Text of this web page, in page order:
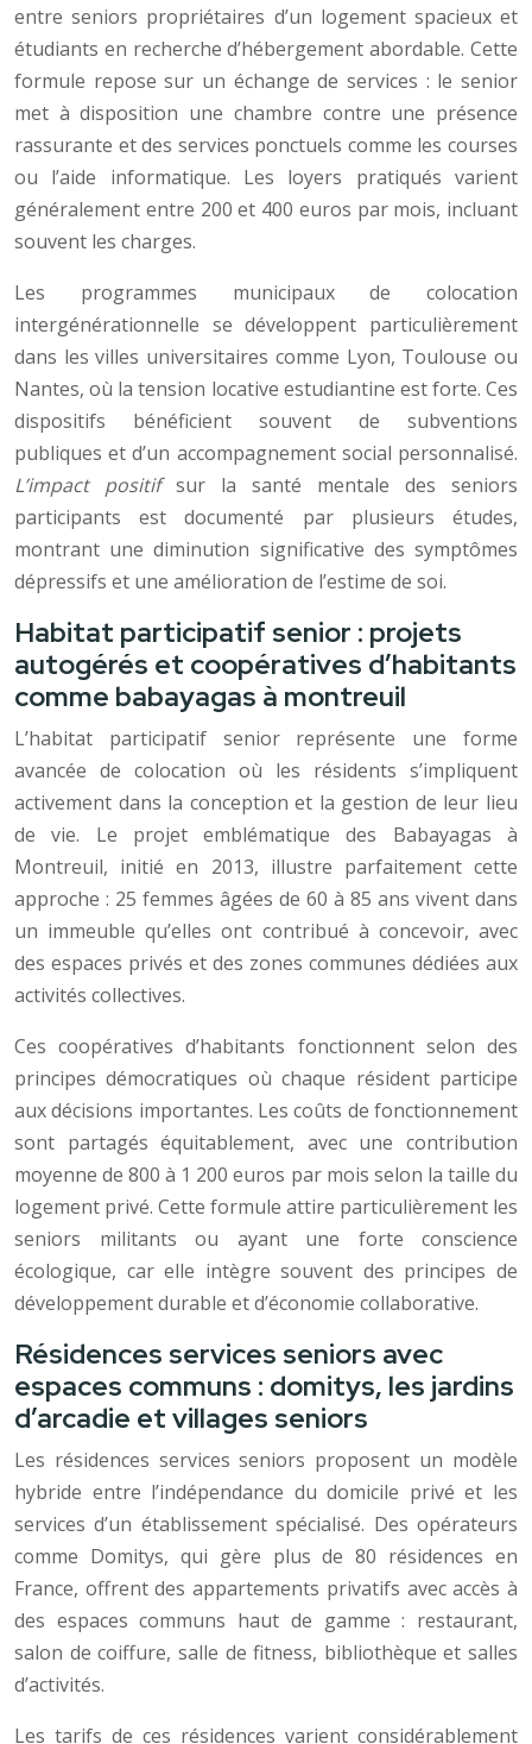
entre seniors propriétaires d’un logement spacieux et
étudiants en recherche d’hébergement abordable. Cette
formule repose sur un échange de services : le senior
met à disposition une chambre contre une présence
rassurante et des services ponctuels comme les courses
ou l’aide informatique. Les loyers pratiqués varient
généralement entre 200 et 400 euros par mois, incluant
souvent les charges.
Les programmes municipaux de colocation
intergénérationnelle se développent particulièrement
dans les villes universitaires comme Lyon, Toulouse ou
Nantes, où la tension locative estudiantine est forte. Ces
dispositifs bénéficient souvent de subventions
publiques et d’un accompagnement social personnalisé.
L’impact positif sur la santé mentale des seniors
participants est documenté par plusieurs études,
montrant une diminution significative des symptômes
dépressifs et une amélioration de l’estime de soi.
Habitat participatif senior : projets
autogérés et coopératives d’habitants
comme babayagas à montreuil
L’habitat participatif senior représente une forme
avancée de colocation où les résidents s’impliquent
activement dans la conception et la gestion de leur lieu
de vie. Le projet emblématique des Babayagas à
Montreuil, initié en 2013, illustre parfaitement cette
approche : 25 femmes âgées de 60 à 85 ans vivent dans
un immeuble qu’elles ont contribué à concevoir, avec
des espaces privés et des zones communes dédiées aux
activités collectives.
Ces coopératives d’habitants fonctionnent selon des
principes démocratiques où chaque résident participe
aux décisions importantes. Les coûts de fonctionnement
sont partagés équitablement, avec une contribution
moyenne de 800 à 1 200 euros par mois selon la taille du
logement privé. Cette formule attire particulièrement les
seniors militants ou ayant une forte conscience
écologique, car elle intègre souvent des principes de
développement durable et d’économie collaborative.
Résidences services seniors avec
espaces communs : domitys, les jardins
d’arcadie et villages seniors
Les résidences services seniors proposent un modèle
hybride entre l’indépendance du domicile privé et les
services d’un établissement spécialisé. Des opérateurs
comme Domitys, qui gère plus de 80 résidences en
France, offrent des appartements privatifs avec accès à
des espaces communs haut de gamme : restaurant,
salon de coiffure, salle de fitness, bibliothèque et salles
d’activités.
Les tarifs de ces résidences varient considérablement